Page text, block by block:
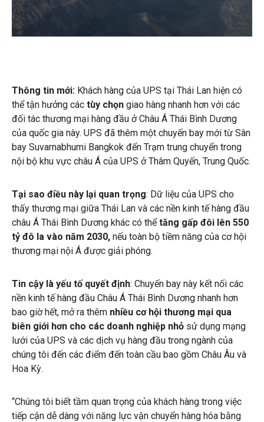
Thông tin mới: Khách hàng của UPS tại Thái Lan hiện có
thể tận hưởng các tùy chọn giao hàng nhanh hơn với các
đối tác thương mại hàng đầu ở Châu Á Thái Bình Dương
của quốc gia này. UPS đã thêm một chuyến bay mới từ Sân
bay Suvarnabhumi Bangkok đến Trạm trung chuyển trong
nội bộ khu vực châu Á của UPS ở Thâm Quyến, Trung Quốc.
Tại sao điều này lại quan trọng: Dữ liệu của UPS cho
thấy thương mại giữa Thái Lan và các nền kinh tế hàng đầu
châu Á Thái Bình Dương khác có thểtăng gấp đôi lên 550
tỷ đô la vào năm 2030, nếu toàn bộ tiềm năng của cơ hội
thương mại nội Á được giải phóng.
Tin cậy là yếu tố quyết định: Chuyến bay này kết nối các
nền kinh tế hàng đầu Châu Á Thái Bình Dương nhanh hơn
bao giờ hết, mở ra thêm nhiều cơ hội thương mại qua
biên giới hơn cho các doanh nghiệp nhỏ sử dụng mạng
lưới của UPS và các dịch vụ hàng đầu trong ngành của
chúng tôi đến các điểm đến toàn cầu bao gồm Châu Âu và
Hoa Kỳ.
“Chúng tôi biết tầm quan trọng của khách hàng trong việc
tiếp cận dễ dàng với năng lực vận chuyển hàng hóa bằng